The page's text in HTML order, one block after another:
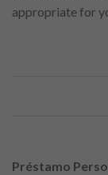
appropriate for
Préstamo